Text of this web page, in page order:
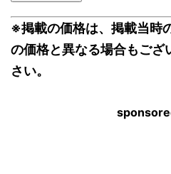
※掲載の価格は、掲載当時
の価格と異なる場合もござ
さい。